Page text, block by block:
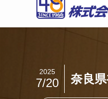
奈良
2025
7/20